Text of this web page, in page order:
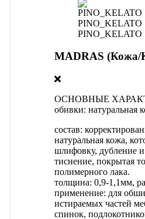
PINO_KELATO
PINO_KELATO
MADRAS (Кожа/
OСНОВНЫЕ
обивки: натуральная
состав:
натуральная кожа,
шлифовку, дубление
тиснение, покрытая
полимерного лака.
толщина: 0,9-1,1мм,
применение: для
истираемых частей
спинок,